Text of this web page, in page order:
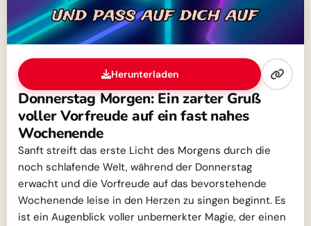
Herunterladen
Donnerstag Morgen: Ein zarter Gruß
voller Vorfreude auf ein fast nahes
Wochenende
Sanft streift das erste Licht des Morgens durch die
noch schlafende Welt, während der Donnerstag
erwacht und die Vorfreude auf das bevorstehende
Wochenende leise in den Herzen zu singen beginnt. Es
ist ein Augenblick voller unbemerkter Magie, der einen